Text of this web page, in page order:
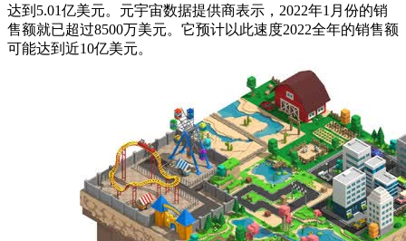
达到5.01亿美元。元宇宙数据提供商表示，2022年1月份的销
售额就已超过8500万美元。它预计以此速度2022全年的销售额
可能达到近10亿美元。